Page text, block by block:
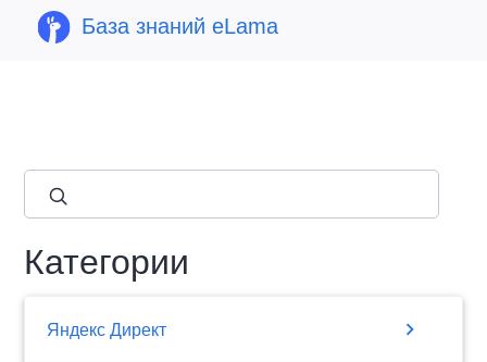
База знаний eLama
Категории
Яндекс Директ chevron_right